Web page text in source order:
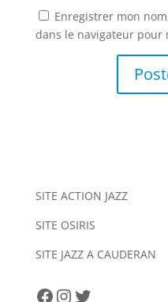
Enregistrer mon
dans le navigateur pour
n
t
i
SITE ACTION JAZZ
SITE OSIRIS
SITE JAZZ A CAUDERAN
Facebook
Instagram
Twitter